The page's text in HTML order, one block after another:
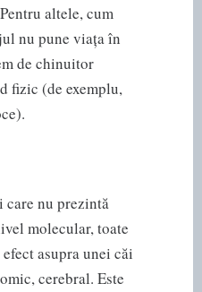
altele, cum
nu pune viața în
de chinuitor
fizic (de exemplu,
care nu prezintă
molecular, toate
asupra unei căi
cerebral. Este